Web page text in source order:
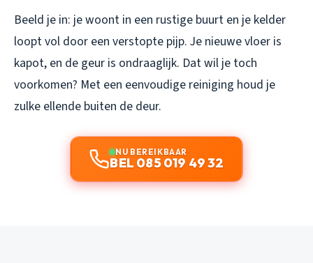
Beeld je in: je woont in een rustige buurt en je kelder
loopt vol door een verstopte pijp. Je nieuwe vloer is
kapot, en de geur is ondraaglijk. Dat wil je toch
voorkomen? Met een eenvoudige reiniging houd je
zulke ellende buiten de deur.
NU BEREIKBAAR
BEL 085 019 49 32